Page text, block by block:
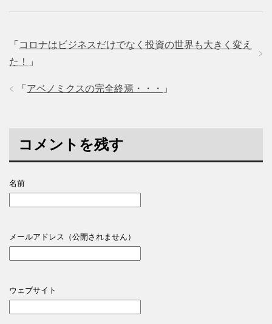
「 コロナはビジネスだけでなく投資の世界も大きく変え
た！
」
「 アベノミクスの完全終焉・・・ 」
コメントを残す
名前
メールアドレス（公開されません）
ウェブサイト